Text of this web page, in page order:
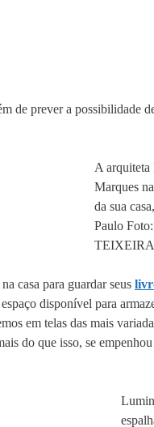
de prever a possibilidade
A arquiteta
Marques
da sua
Paulo
casa para guardar seus
disponível para
em telas das mais
do que isso, se